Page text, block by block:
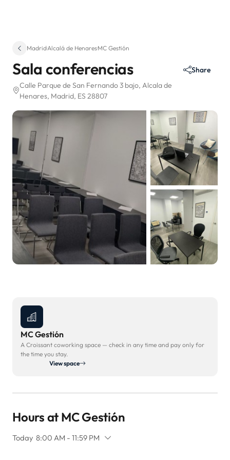
Madrid·Alcalá de Henares·MC Gestión
Sala conferencias
Calle Parque de San Fernando 3 bajo, Alcala de
Henares, Madrid, ES 28807
Share
MC Gestión
A Croissant coworking space — check in any time and pay only for
the time you stay.
View space
Hours at MC Gestión
Today 8:00 AM - 11:59 PM